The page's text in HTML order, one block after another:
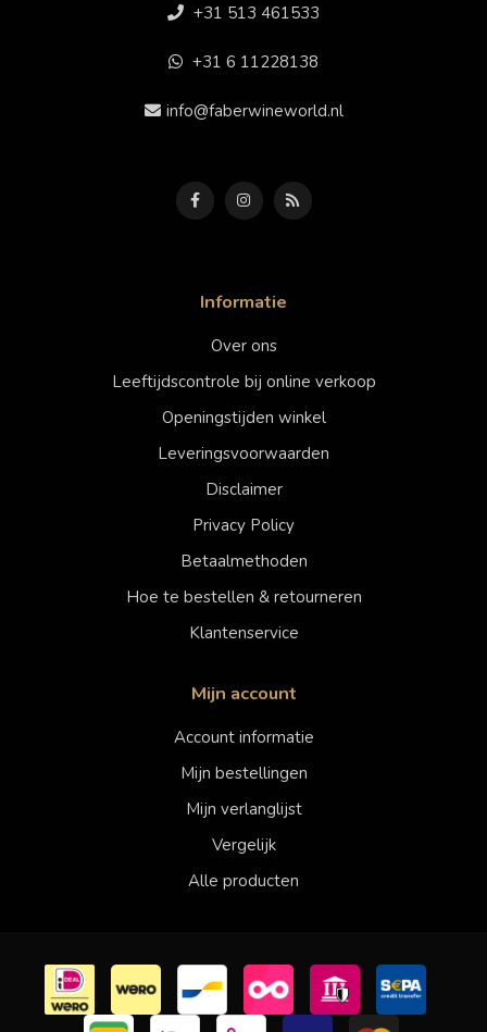
+31 513 461533
+31 6 11228138
info@faberwineworld.nl
Informatie
Over ons
Leeftijdscontrole bij online verkoop
Openingstijden winkel
Leveringsvoorwaarden
Disclaimer
Privacy Policy
Betaalmethoden
Hoe te bestellen & retourneren
Klantenservice
Mijn account
Account informatie
Mijn bestellingen
Mijn verlanglijst
Vergelijk
Alle producten